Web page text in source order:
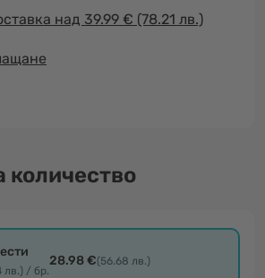
над 39.99 € (78.21 лв.)
количество
лв.) / бр.
28.98 €(56.68 лв.)